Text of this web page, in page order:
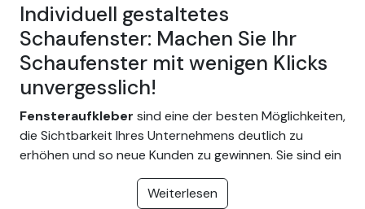
Individuell gestaltetes
Schaufenster: Machen Sie Ihr
Schaufenster mit wenigen Klicks
unvergesslich!
Fensteraufkleber sind eine der besten Möglichkeiten,
die Sichtbarkeit Ihres Unternehmens deutlich zu
erhöhen und so neue Kunden zu gewinnen. Sie sind ein
beliebtes Accessoire, um Schaufenster individuell zu
gestalten und zu verschönern. Sie können verwendet
Weiterlesen